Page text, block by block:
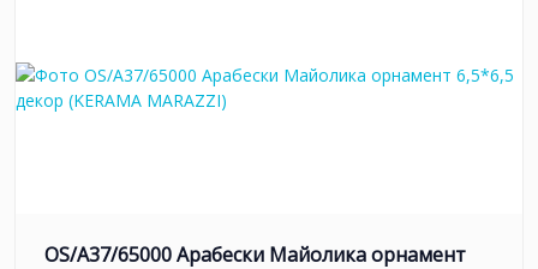
OS/A37/65000 Арабески Майолика орнамент